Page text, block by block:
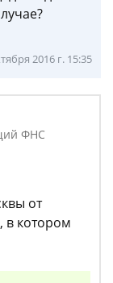
2016 г. 15:35
ФНС
от
в котором